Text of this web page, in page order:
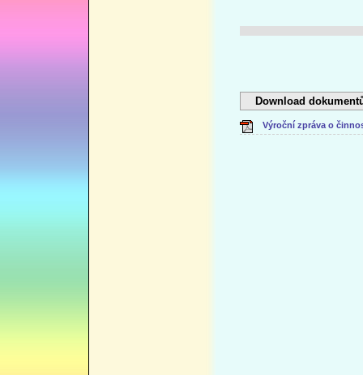
Download
Výroční zpráva o